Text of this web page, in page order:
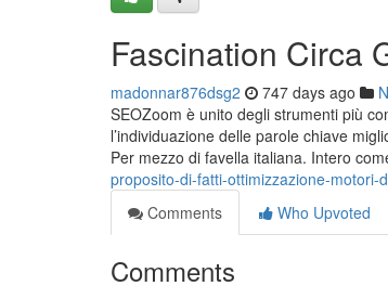
Fascination Circa
madonnar876dsg2 747 days ago
SEOZoom è unito degli strumenti più
l’individuazione delle parole chiave
Per mezzo di favella italiana. Intero
proposito-di-fatti-ottimizzazione-motori-
Comments
Who Upvoted
Comments